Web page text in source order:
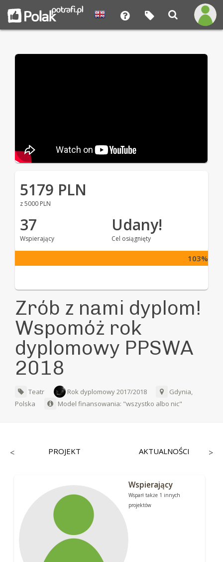
5179 PLN
z 5000 PLN
37
Wspierający
Udany!
Cel osiągnięty
103%
Zrób z nami dyplom!
Wspomóż rok
dyplomowy PPSWA
2018
Teatr Rok dyplomowy 2017/2018
Gdynia,
Polska
Model finansowania: "wszystko albo nic"
< PROJEKT AKTUALNOŚCI >
Wspierający
Wsparł także 1 innych
projektów